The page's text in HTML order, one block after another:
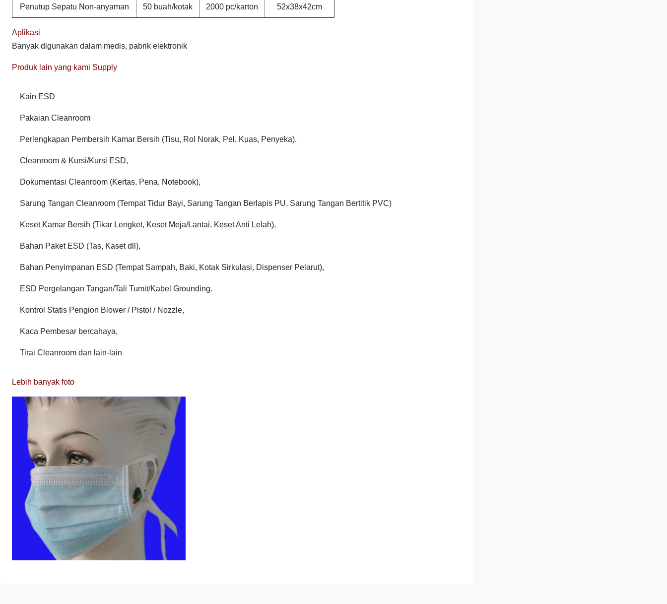
Penutup Sepatu Non-anyaman 50 buah/kotak 2000 pc/karton 52x38x42cm
Aplikasi
Banyak digunakan dalam medis, pabrik elektronik
Produk lain yang kami Supply
Kain ESD
Pakaian Cleanroom
Perlengkapan Pembersih Kamar Bersih (Tisu, Rol Norak, Pel, Kuas, Penyeka),
Cleanroom & Kursi/Kursi ESD,
Dokumentasi Cleanroom (Kertas, Pena, Notebook),
Sarung Tangan Cleanroom (Tempat Tidur Bayi, Sarung Tangan Berlapis PU, Sarung Tangan Bertitik PVC)
Keset Kamar Bersih (Tikar Lengket, Keset Meja/Lantai, Keset Anti Lelah),
Bahan Paket ESD (Tas, Kaset dll),
Bahan Penyimpanan ESD (Tempat Sampah, Baki, Kotak Sirkulasi, Dispenser Pelarut),
ESD Pergelangan Tangan/Tali Tumit/Kabel Grounding.
Kontrol Statis Pengion Blower / Pistol / Nozzle,
Kaca Pembesar bercahaya,
Tirai Cleanroom dan lain-lain
Lebih banyak foto